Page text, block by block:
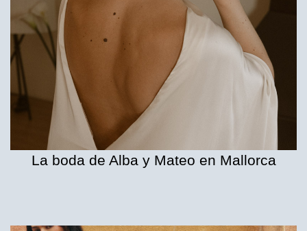
La boda de Alba y Mateo en Mallorca